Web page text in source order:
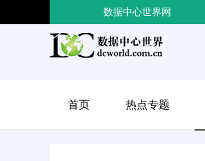
数据中心世界网
首页 热点专题